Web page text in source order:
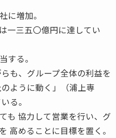
に増加。
一三五〇億円に達してい
する。
も、グループ全体の利益を
ように動く」（浦上専
る。
も 協力して営業を行い、グ
高めることに目標を置く。